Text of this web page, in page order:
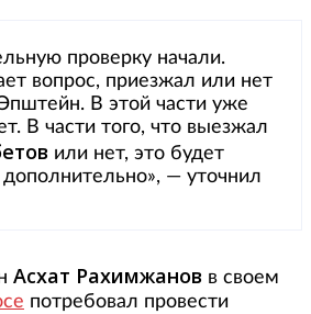
проверку начали.
вопрос, приезжал или нет
В этой части уже
В части того, что выезжал
или нет, это будет
дополнительно», — уточнил
Асхат Рахимжанов в своем
потребовал провести